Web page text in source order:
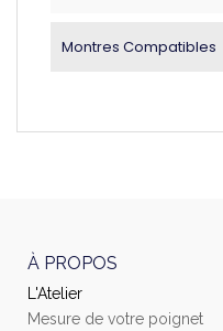
Montres Compatibles
À PROPOS
L'Atelier
Mesure de votre poignet